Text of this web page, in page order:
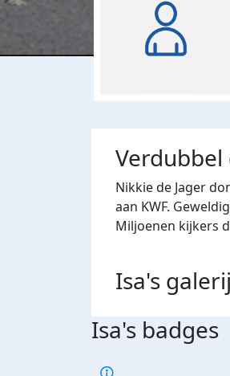
Nikkie de Jager
aan KWF.
Miljoenen kijkers
Isa's galerij
Isa's badges